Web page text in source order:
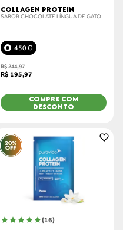
COLLAGEN PROTEIN
SABOR CHOCOLATE LÍNGUA DE GATO
450 G
R$ 244,97
R$ 195,97
COMPRE COM
DESCONTO
(16)